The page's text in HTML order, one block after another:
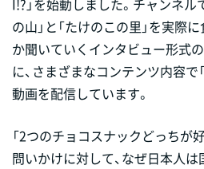
の山」と「たけのこの里」を実際
か聞いていくインタビュー形式
に、さまざまなコンテンツ内容で
動画を配信しています。
「2つのチョコスナックどっちが
問いかけに対して、なぜ日本人